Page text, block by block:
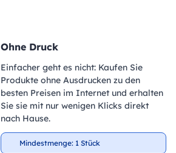
Ohne Druck
Einfacher geht es nicht: Kaufen Sie
Produkte ohne Ausdrucken zu den
besten Preisen im Internet und erhalten
Sie sie mit nur wenigen Klicks direkt
nach Hause.
Mindestmenge: 1 Stück